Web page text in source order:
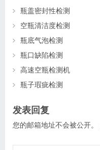
瓶盖密封性检测
空瓶清洁度检测
瓶底气泡检测
瓶口缺陷检测
高速空瓶检测机
瓶子瑕疵检测
发表回复
您的邮箱地址不会被公开。